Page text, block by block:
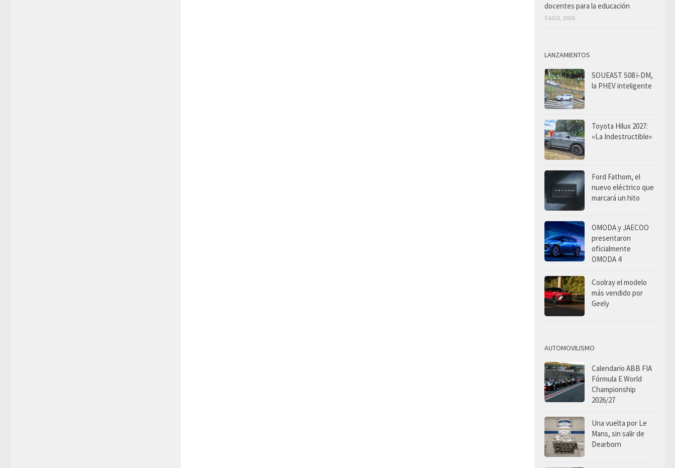
docentes para la educación
5 AGO, 2026
LANZAMIENTOS
SOUEAST S08 i-DM,
la PHEV inteligente
Toyota Hilux 2027:
«La Indestructible»
Ford Fathom, el
nuevo eléctrico que
marcará un hito
OMODA y JAECOO
presentaron
oficialmente
OMODA 4
Coolray el modelo
más vendido por
Geely
AUTOMOVILISMO
Calendario ABB FIA
Fórmula E World
Championship
2026/27
Una vuelta por Le
Mans, sin salir de
Dearborn